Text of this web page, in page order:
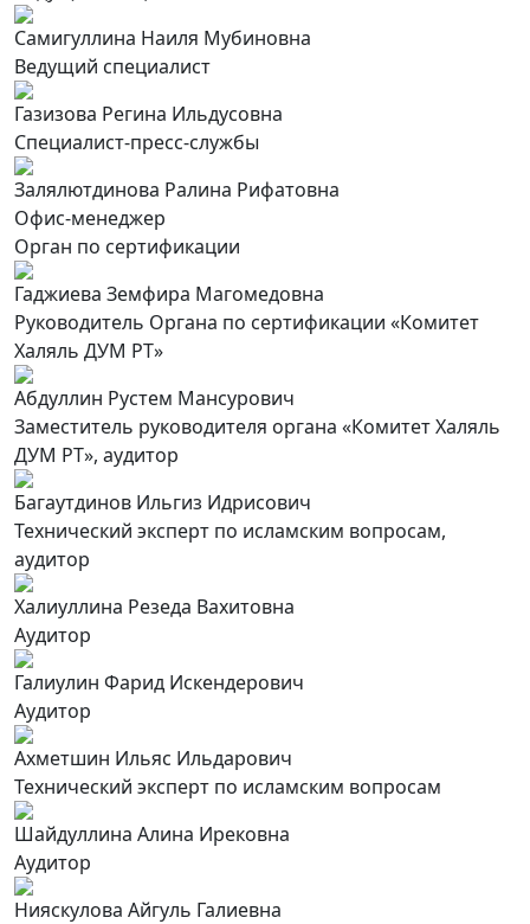
Самигуллина Наиля Мубиновна
Ведущий специалист
Газизова Регина Ильдусовна
Специалист-пресс-службы
Залялютдинова Ралина Рифатовна
Офис-менеджер
Орган по сертификации
Гаджиева Земфира Магомедовна
Руководитель Органа по сертификации «Комитет
Халяль ДУМ РТ»
Абдуллин Рустем Мансурович
Заместитель руководителя органа «Комитет Халяль
ДУМ РТ», аудитор
Багаутдинов Ильгиз Идрисович
Технический эксперт по исламским вопросам,
аудитор
Халиуллина Резеда Вахитовна
Аудитор
Галиулин Фарид Искендерович
Аудитор
Ахметшин Ильяс Ильдарович
Технический эксперт по исламским вопросам
Шайдуллина Алина Ирековна
Аудитор
Нияскулова Айгуль Галиевна